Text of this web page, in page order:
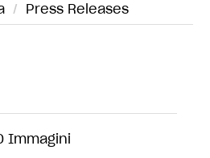
/ Press Releases
Immagini